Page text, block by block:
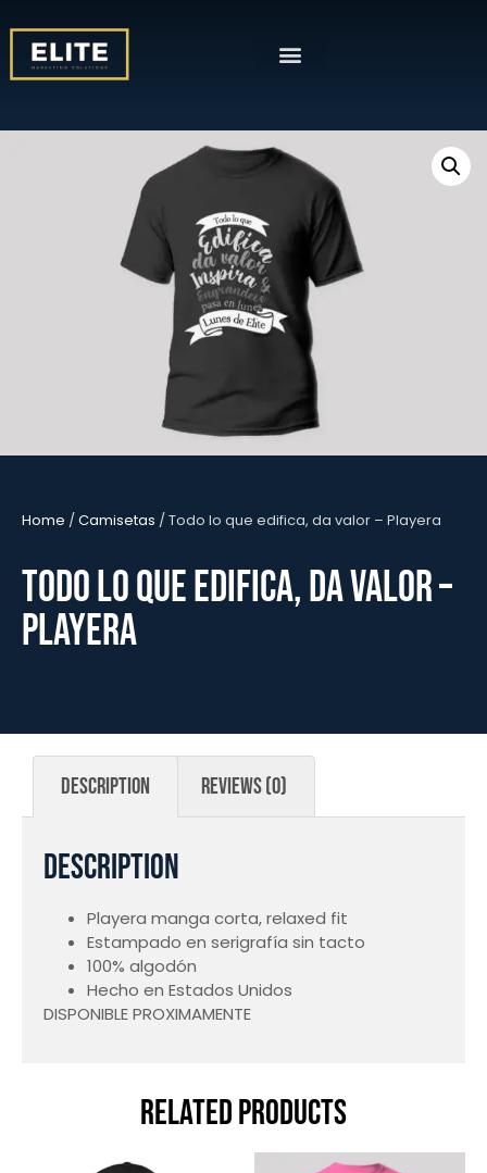
Home /Camisetas / Todo lo que edifica, da valor – Playera
Todo lo que edifica, da valor –
Playera
Description Reviews (0)
Description
Playera manga corta, relaxed fit
Estampado en serigrafía sin tacto
100% algodón
Hecho en Estados Unidos
DISPONIBLE PROXIMAMENTE
Related products